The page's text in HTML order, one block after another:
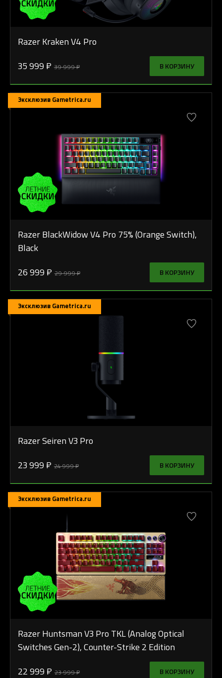
Razer Kraken V4 Pro
35 999 ₽ 39 999 ₽ В КОРЗИНУ
Эксклюзив Gametrica.ru
Razer BlackWidow V4 Pro 75% (Orange Switch),
Black
26 999 ₽ 29 999 ₽ В КОРЗИНУ
Эксклюзив Gametrica.ru
Razer Seiren V3 Pro
23 999 ₽ 24 999 ₽ В КОРЗИНУ
Эксклюзив Gametrica.ru
Razer Huntsman V3 Pro TKL (Analog Optical
Switches Gen-2), Counter-Strike 2 Edition
22 999 ₽ 23 999 ₽ В КОРЗИНУ